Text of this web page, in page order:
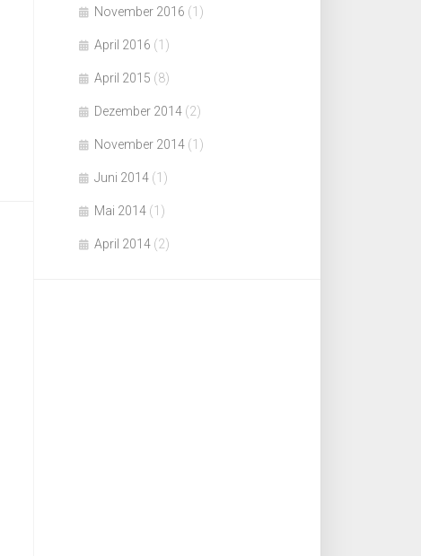
November 2016 (1)
April 2016 (1)
April 2015 (8)
Dezember 2014 (2)
November 2014 (1)
Juni 2014 (1)
Mai 2014 (1)
April 2014 (2)